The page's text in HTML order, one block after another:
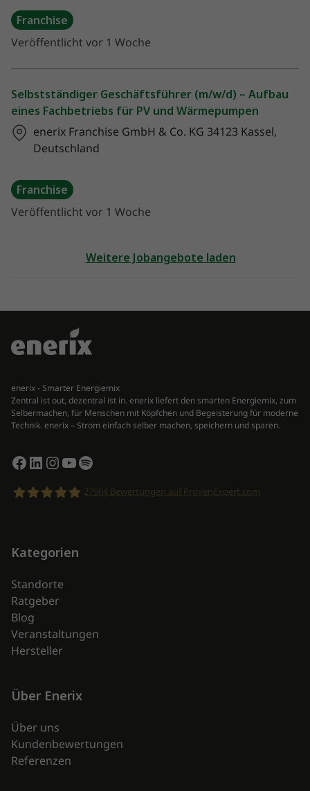
Franchise
Veröffentlicht vor 1 Woche
Selbstständiger Geschäftsführer (m/w/d) – Aufbau
eines Fachbetriebs für PV und Wärmepumpen
enerix Franchise GmbH & Co. KG 34123 Kassel,
Deutschland
Franchise
Veröffentlicht vor 1 Woche
Weitere Jobangebote laden
enerix - Smarter Energiemix
Zentral ist out, dezentral ist in. enerix liefert den smarten Energiemix, zum
Selbermachen, für Menschen mit Köpfchen und Begeisterung für moderne
Technik. enerix – Strom einfach selber machen, speichern und sparen.
Facebook
LinkedIn
Instagram
YouTube
Spotify
27904Bewertungen auf ProvenExpert.com
Kategorien
Standorte
Ratgeber
Blog
Veranstaltungen
Hersteller
Über Enerix
Über uns
Kundenbewertungen
Referenzen